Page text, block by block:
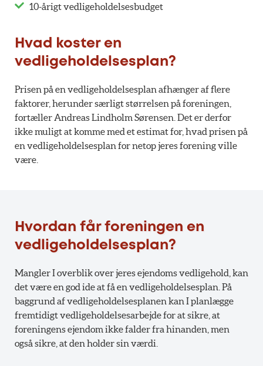
10-årigt vedligeholdelsesbudget
Hvad koster en
vedligeholdelsesplan?
Prisen på en vedligeholdelsesplan afhænger af flere
faktorer, herunder særligt størrelsen på foreningen,
fortæller Andreas Lindholm Sørensen. Det er derfor
ikke muligt at komme med et estimat for, hvad prisen på
en vedligeholdelsesplan for netop jeres forening ville
være.
Hvordan får foreningen en
vedligeholdelsesplan?
Mangler I overblik over jeres ejendoms vedligehold, kan
det være en god ide at få en vedligeholdelsesplan. På
baggrund af vedligeholdelsesplanen kan I planlægge
fremtidigt vedligeholdelsesarbejde for at sikre, at
foreningens ejendom ikke falder fra hinanden, men
også sikre, at den holder sin værdi.